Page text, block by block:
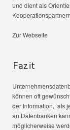
und dient als
Zur Webseite
Fazit
können oft
der Information, als
an Datenbanken
möglicherweise